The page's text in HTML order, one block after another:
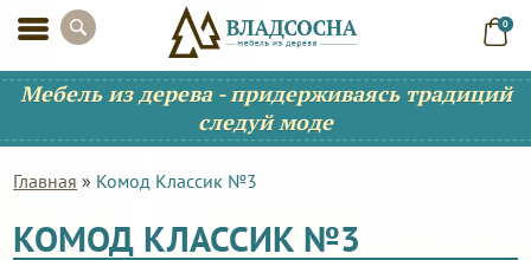
0
Мебель из дерева - придерживаясь традиций
следуй моде
Главная » Комод Классик №3
КОМОД КЛАССИК №3